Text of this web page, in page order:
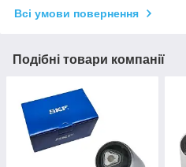
Всі умови повернення
Подібні товари компанії